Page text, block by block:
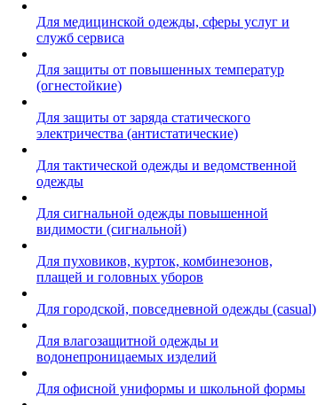
Для медицинской одежды, сферы услуг и
служб сервиса
Для защиты от повышенных температур
(огнестойкие)
Для защиты от заряда статического
электричества (антистатические)
Для тактической одежды и ведомственной
одежды
Для сигнальной одежды повышенной
видимости (сигнальной)
Для пуховиков, курток, комбинезонов,
плащей и головных уборов
Для городской, повседневной одежды (casual)
Для влагозащитной одежды и
водонепроницаемых изделий
Для офисной униформы и школьной формы